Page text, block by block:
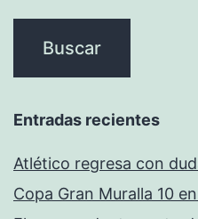
Entradas recientes
Atlético regresa con
Copa Gran Muralla 10